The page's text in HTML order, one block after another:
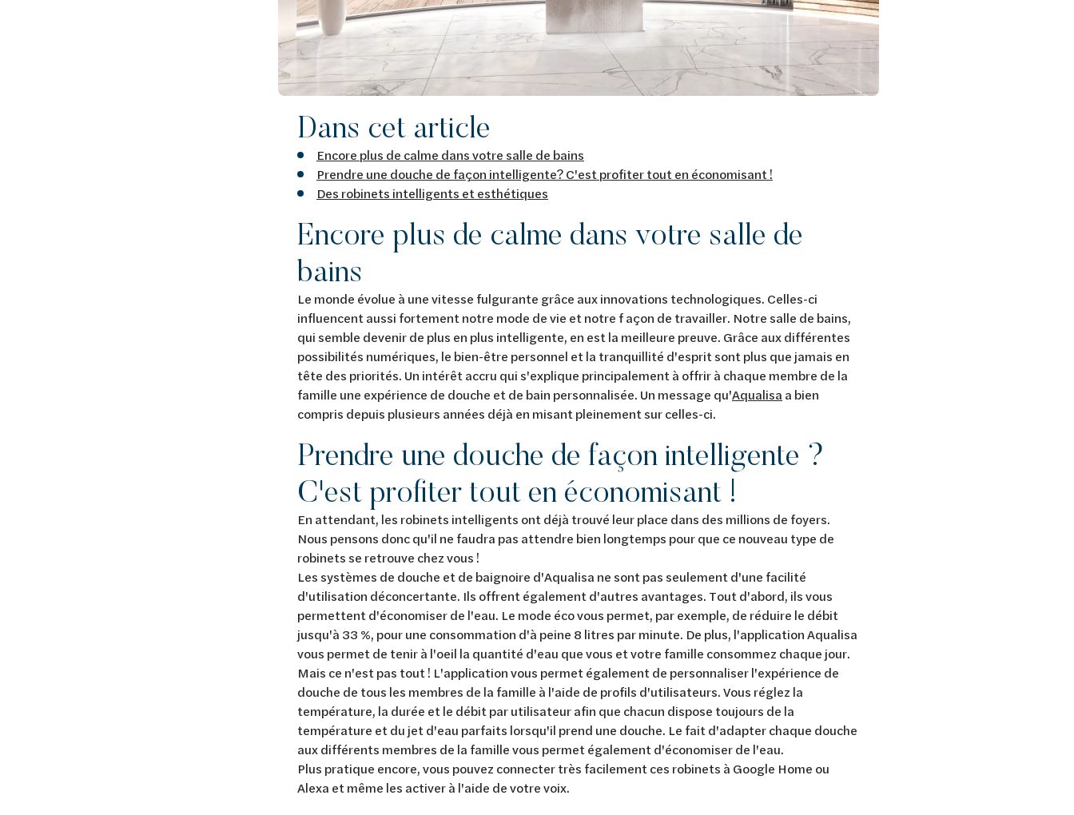
Dans cet article
Encore plus de calme dans votre salle de bains
Prendre une douche de façon intelligente? C'est profiter tout en économisant !
Des robinets intelligents et esthétiques
Encore plus de calme dans votre salle de
bains
Le monde évolue à une vitesse fulgurante grâce aux innovations technologiques. Celles-ci
influencent aussi fortement notre mode de vie et notre f açon de travailler. Notre salle de bains,
qui semble devenir de plus en plus intelligente, en est la meilleure preuve. Grâce aux différentes
possibilités numériques, le bien-être personnel et la tranquillité d'esprit sont plus que jamais en
tête des priorités. Un intérêt accru qui s'explique principalement à offrir à chaque membre de la
famille une expérience de douche et de bain personnalisée. Un message qu'Aqualisa a bien
compris depuis plusieurs années déjà en misant pleinement sur celles-ci.
Prendre une douche de façon intelligente ?
C'est profiter tout en économisant !
En attendant, les robinets intelligents ont déjà trouvé leur place dans des millions de foyers.
Nous pensons donc qu'il ne faudra pas attendre bien longtemps pour que ce nouveau type de
robinets se retrouve chez vous !
Les systèmes de douche et de baignoire d'Aqualisa ne sont pas seulement d'une facilité
d'utilisation déconcertante. Ils offrent également d'autres avantages. Tout d'abord, ils vous
permettent d'économiser de l'eau. Le mode éco vous permet, par exemple, de réduire le débit
jusqu'à 33 %, pour une consommation d'à peine 8 litres par minute. De plus, l'application Aqualisa
vous permet de tenir à l'oeil la quantité d'eau que vous et votre famille consommez chaque jour.
Mais ce n'est pas tout ! L'application vous permet également de personnaliser l'expérience de
douche de tous les membres de la famille à l'aide de profils d'utilisateurs. Vous réglez la
température, la durée et le débit par utilisateur afin que chacun dispose toujours de la
température et du jet d'eau parfaits lorsqu'il prend une douche. Le fait d'adapter chaque douche
aux différents membres de la famille vous permet également d'économiser de l'eau.
Plus pratique encore, vous pouvez connecter très facilement ces robinets à Google Home ou
Alexa et même les activer à l'aide de votre voix.